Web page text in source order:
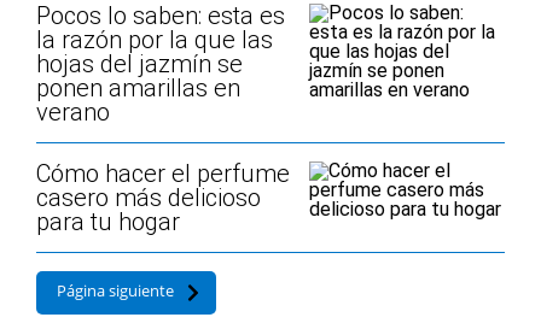
Pocos lo saben: esta es
la razón por la que las
hojas del jazmín se
ponen amarillas en
verano
Cómo hacer el perfume
casero más delicioso
para tu hogar
Página siguiente